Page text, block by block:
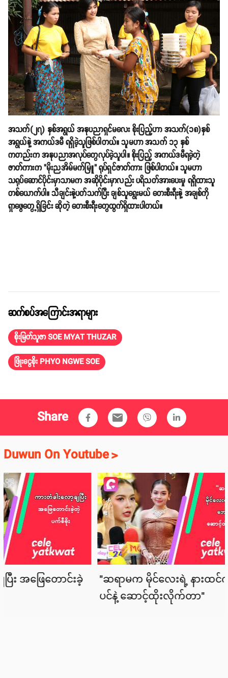
အသက်(၂၇) နှစ်အရွယ် အနုပညာရှင်မလေး စိုးပြည့်ဟာ အသက်(၁၈)နှစ်
အရွယ်နဲ့ အကယ်ဒမီ ရရှိခဲ့သူဖြစ်ပါတယ်။ သူမဟာ အသက် ၁၃ နှစ်
ကတည်းက အနုပညာအလုပ်တွေလုပ်ခဲ့သူပါ။ စိုးပြည့် အကယ်ဒမီရခဲ့တဲ့
ဇာတ်ကားက "မိုးညအိမ်မက်မြူ" ရုပ်ရှင်ဇာတ်ကား ဖြစ်ပါတယ်။ သူမဟာ
သရုပ်ဆောင်ပိုင်းမှာသာမက အဆိုပိုင်းမှာလည်း ပရိသတ်အားပေးမှု ရရှိထားသူ
တစ်ယောက်ပါ။ သီချင်းနဲ့ပတ်သက်ပြီး ချစ်သူရွေးမယ် တေးစီးရီးနဲ့ အချစ်ကို
ရှာဖွေတွေ့ရှိခြင်း ဆိုတဲ့ တေးစီးရီးတွေထွက်ရှိထားပါတယ်။
ဆက်စပ်အကြောင်းအရာများ
စိုးမြတ်သူဇာ SOE MYAT THUZAR
ဖြိုးငွေစိုး PHYO NGWE SOE
Share email
Duwun On Youtube>